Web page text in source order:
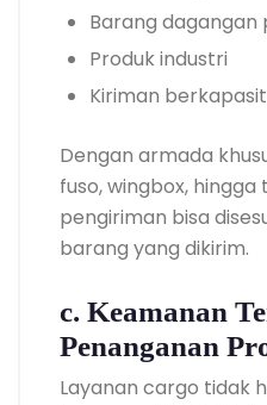
Barang dagangan
Produk industri
Kiriman
Dengan armada
fuso, wingbox,
pengiriman bisa
barang yang dikirim.
c. Keamanan
Penanganan
Layanan cargo tidak